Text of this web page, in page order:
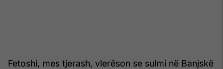
Fetoshi, mes tjerash, vlerëson se sulmi në Banjskë